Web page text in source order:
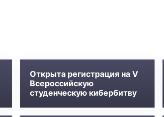
Открыта регистрация на V
Всероссийскую
студенческую кибербитву